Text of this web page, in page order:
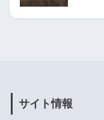
サイト情報